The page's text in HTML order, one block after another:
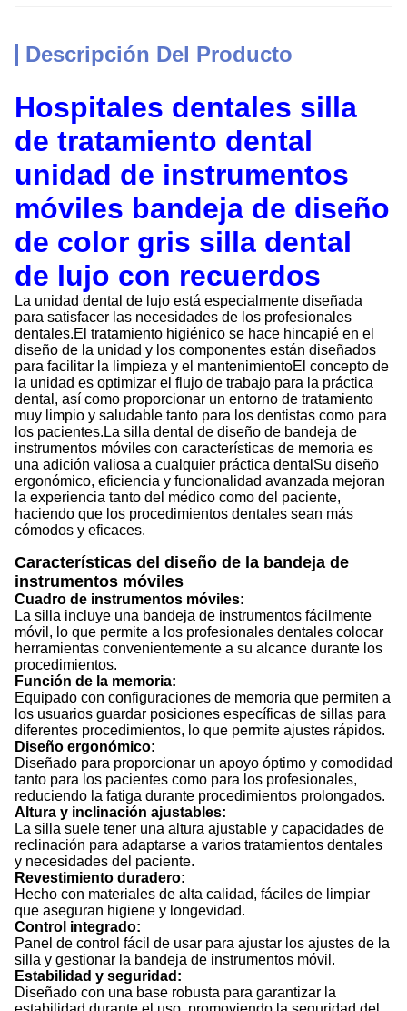
Descripción Del Producto
Hospitales dentales silla
de tratamiento dental
unidad de instrumentos
móviles bandeja de diseño
de color gris silla dental
de lujo con recuerdos
La unidad dental de lujo está especialmente diseñada
para satisfacer las necesidades de los profesionales
dentales.El tratamiento higiénico se hace hincapié en el
diseño de la unidad y los componentes están diseñados
para facilitar la limpieza y el mantenimientoEl concepto de
la unidad es optimizar el flujo de trabajo para la práctica
dental, así como proporcionar un entorno de tratamiento
muy limpio y saludable tanto para los dentistas como para
los pacientes.La silla dental de diseño de bandeja de
instrumentos móviles con características de memoria es
una adición valiosa a cualquier práctica dentalSu diseño
ergonómico, eficiencia y funcionalidad avanzada mejoran
la experiencia tanto del médico como del paciente,
haciendo que los procedimientos dentales sean más
cómodos y eficaces.
Características del diseño de la bandeja de
instrumentos móviles
Cuadro de instrumentos móviles:
La silla incluye una bandeja de instrumentos fácilmente
móvil, lo que permite a los profesionales dentales colocar
herramientas convenientemente a su alcance durante los
procedimientos.
Función de la memoria:
Equipado con configuraciones de memoria que permiten a
los usuarios guardar posiciones específicas de sillas para
diferentes procedimientos, lo que permite ajustes rápidos.
Diseño ergonómico:
Diseñado para proporcionar un apoyo óptimo y comodidad
tanto para los pacientes como para los profesionales,
reduciendo la fatiga durante procedimientos prolongados.
Altura y inclinación ajustables:
La silla suele tener una altura ajustable y capacidades de
reclinación para adaptarse a varios tratamientos dentales
y necesidades del paciente.
Revestimiento duradero:
Hecho con materiales de alta calidad, fáciles de limpiar
que aseguran higiene y longevidad.
Control integrado:
Panel de control fácil de usar para ajustar los ajustes de la
silla y gestionar la bandeja de instrumentos móvil.
Estabilidad y seguridad:
Diseñado con una base robusta para garantizar la